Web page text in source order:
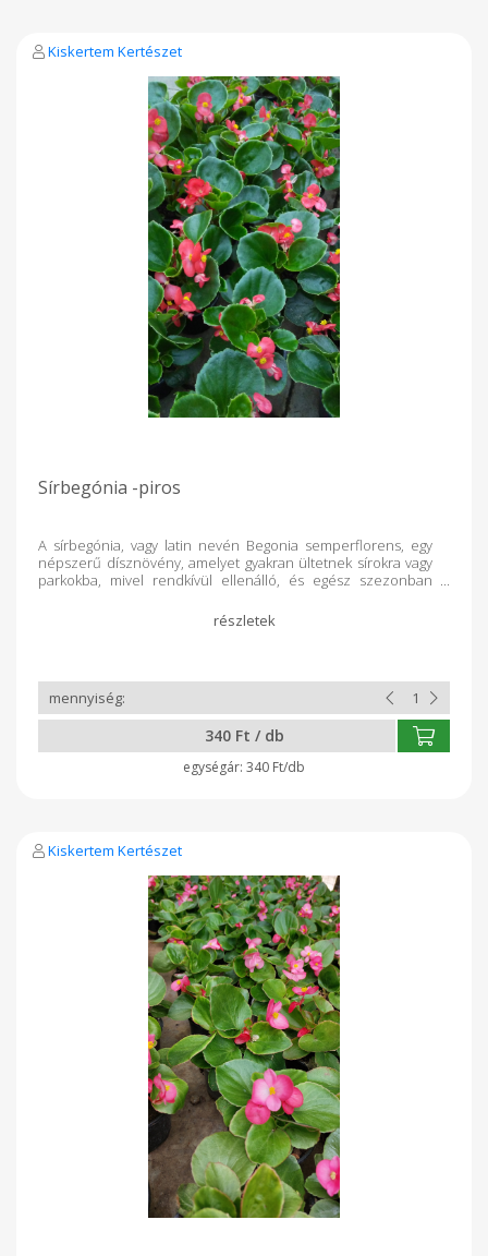
Kiskertem Kertészet
Sírbegónia -piros
A sírbegónia, vagy latin nevén Begonia semperflorens, egy
népszerű dísznövény, amelyet gyakran ültetnek sírokra vagy
parkokba, mivel rendkívül ellenálló, és egész szezonban
Megjelenés: kicsi, kompakt növény, melynek levelei zöldek,
húsosak és fényesek. Virágok: Apró virágai folyamatosan
félárnyékos helyeket, és jó vízelvezetésű talajban fejlődik.
Felhasználás: Ideális sírok, virágágyások és balkonládák
beültetésére.
340 Ft / db
340 Ft/db
Kiskertem Kertészet